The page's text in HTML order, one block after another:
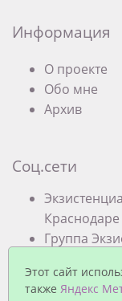
Информация
О проекте
Обо мне
Архив
Соц.сети
Группа
Этот сайт
также Яндекс